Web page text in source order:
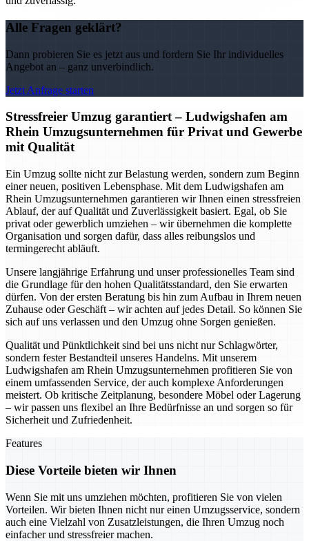
Alle Fragen geklärt?
Dann probieren Sie es jetzt aus und fordern Sie Ihr individuelles
Angebot an – ganz unverbindlich.
Jetzt Anfrage starten
Stressfreier Umzug garantiert – Ludwigshafen am
Rhein Umzugsunternehmen für Privat und Gewerbe
mit Qualität
Ein Umzug sollte nicht zur Belastung werden, sondern zum Beginn
einer neuen, positiven Lebensphase. Mit dem Ludwigshafen am
Rhein Umzugsunternehmen garantieren wir Ihnen einen stressfreien
Ablauf, der auf Qualität und Zuverlässigkeit basiert. Egal, ob Sie
privat oder gewerblich umziehen – wir übernehmen die komplette
Organisation und sorgen dafür, dass alles reibungslos und
termingerecht abläuft.
Unsere langjährige Erfahrung und unser professionelles Team sind
die Grundlage für den hohen Qualitätsstandard, den Sie erwarten
dürfen. Von der ersten Beratung bis hin zum Aufbau in Ihrem neuen
Zuhause oder Geschäft – wir achten auf jedes Detail. So können Sie
sich auf uns verlassen und den Umzug ohne Sorgen genießen.
Qualität und Pünktlichkeit sind bei uns nicht nur Schlagwörter,
sondern fester Bestandteil unseres Handelns. Mit unserem
Ludwigshafen am Rhein Umzugsunternehmen profitieren Sie von
einem umfassenden Service, der auch komplexe Anforderungen
meistert. Ob kritische Zeitplanung, besondere Möbel oder Lagerung
– wir passen uns flexibel an Ihre Bedürfnisse an und sorgen so für
Sicherheit und Zufriedenheit.
Features
Diese Vorteile bieten wir Ihnen
Wenn Sie mit uns umziehen möchten, profitieren Sie von vielen
Vorteilen. Wir bieten Ihnen nicht nur einen Umzugsservice, sondern
auch eine Vielzahl von Zusatzleistungen, die Ihren Umzug noch
einfacher und stressfreier machen.